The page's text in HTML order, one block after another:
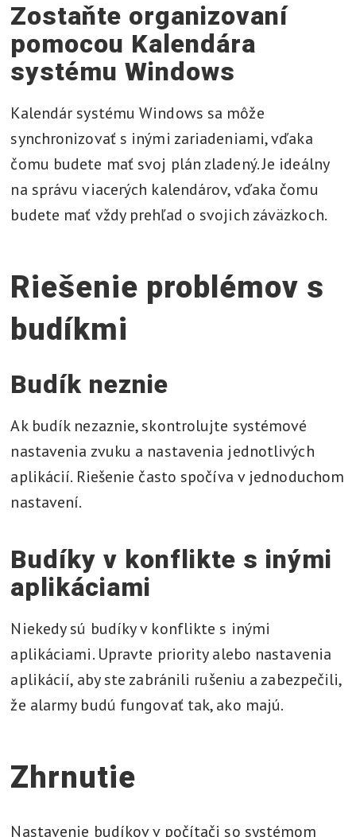
Zostaňte organizovaní
pomocou Kalendára
systému Windows
Kalendár systému Windows sa môže
synchronizovať s inými zariadeniami, vďaka
čomu budete mať svoj plán zladený. Je ideálny
na správu viacerých kalendárov, vďaka čomu
budete mať vždy prehľad o svojich záväzkoch.
Riešenie problémov s
budíkmi
Budík neznie
Ak budík nezaznie, skontrolujte systémové
nastavenia zvuku a nastavenia jednotlivých
aplikácií. Riešenie často spočíva v jednoduchom
nastavení.
Budíky v konflikte s inými
aplikáciami
Niekedy sú budíky v konflikte s inými
aplikáciami. Upravte priority alebo nastavenia
aplikácií, aby ste zabránili rušeniu a zabezpečili,
že alarmy budú fungovať tak, ako majú.
Zhrnutie
Nastavenie budíkov v počítači so systémom